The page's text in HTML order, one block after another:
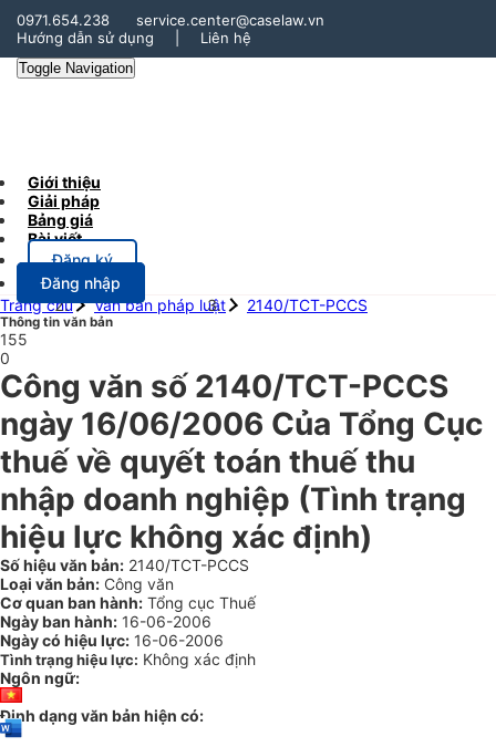
0971.654.238
service.center@caselaw.vn
Hướng dẫn sử dụng
Liên hệ
Toggle Navigation
Giới thiệu
Giải pháp
Bảng giá
Bài viết
Đăng ký
Đăng nhập
Trang chủ
Văn bản pháp luật 2140/TCT-PCCS
Thông tin văn bản
155
0
Công văn số 2140/TCT-PCCS
ngày 16/06/2006 Của Tổng Cục
thuế về quyết toán thuế thu
nhập doanh nghiệp (Tình trạng
hiệu lực không xác định)
Số hiệu văn bản: 2140/TCT-PCCS
Loại văn bản: Công văn
Cơ quan ban hành: Tổng cục Thuế
Ngày ban hành: 16-06-2006
Ngày có hiệu lực: 16-06-2006
Tình trạng hiệu lực: Không xác định
Ngôn ngữ:
Định dạng văn bản hiện có: